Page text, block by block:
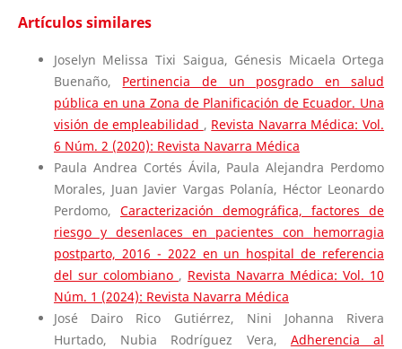
Artículos similares
Joselyn Melissa Tixi Saigua, Génesis Micaela Ortega
Buenaño, Pertinencia de un posgrado en salud
pública en una Zona de Planificación de Ecuador. Una
visión de empleabilidad , Revista Navarra Médica: Vol.
6 Núm. 2 (2020): Revista Navarra Médica
Paula Andrea Cortés Ávila, Paula Alejandra Perdomo
Morales, Juan Javier Vargas Polanía, Héctor Leonardo
Perdomo, Caracterización demográfica, factores de
riesgo y desenlaces en pacientes con hemorragia
postparto, 2016 - 2022 en un hospital de referencia
del sur colombiano , Revista Navarra Médica: Vol. 10
Núm. 1 (2024): Revista Navarra Médica
José Dairo Rico Gutiérrez, Nini Johanna Rivera
Hurtado, Nubia Rodríguez Vera, Adherencia al